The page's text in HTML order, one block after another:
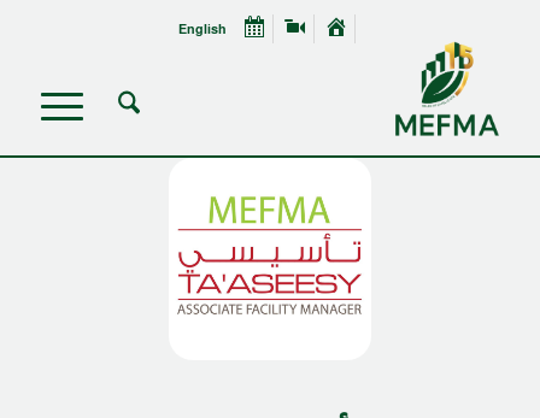
English